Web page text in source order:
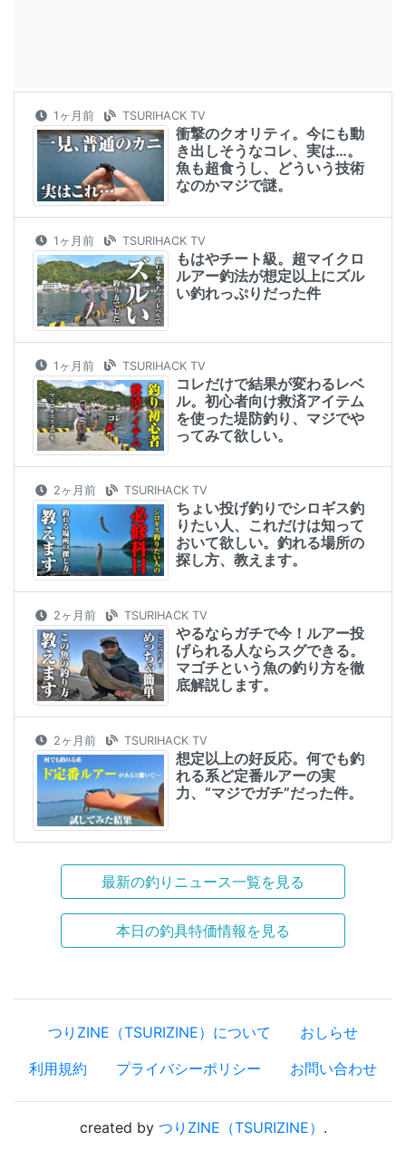
1ヶ月前 TSURIHACK TV
衝撃のクオリティ。今にも動
き出しそうなコレ、実は…。
魚も超食うし、どういう技術
なのかマジで謎。
1ヶ月前 TSURIHACK TV
もはやチート級。超マイクロ
ルアー釣法が想定以上にズル
い釣れっぷりだった件
1ヶ月前 TSURIHACK TV
コレだけで結果が変わるレベ
ル。初心者向け救済アイテム
を使った堤防釣り、マジでや
ってみて欲しい。
2ヶ月前 TSURIHACK TV
ちょい投げ釣りでシロギス釣
りたい人、これだけは知って
おいて欲しい。釣れる場所の
探し方、教えます。
2ヶ月前 TSURIHACK TV
やるならガチで今！ルアー投
げられる人ならスグできる。
マゴチという魚の釣り方を徹
底解説します。
2ヶ月前 TSURIHACK TV
想定以上の好反応。何でも釣
れる系ど定番ルアーの実
力、“マジでガチ”だった件。
最新の釣りニュース一覧を見る
本日の釣具特価情報を見る
つりZINE（TSURIZINE）について
おしらせ
利用規約
プライバシーポリシー お問い合わせ
created by つりZINE（TSURIZINE） .